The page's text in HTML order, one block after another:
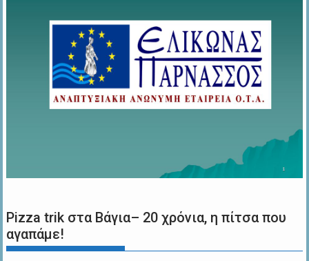
Pizza trik στα Βάγια– 20 χρόνια, η πίτσα που
αγαπάμε!